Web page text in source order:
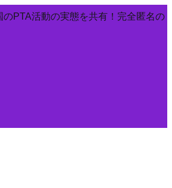
のPTA活動の実態を共有！完全匿名の